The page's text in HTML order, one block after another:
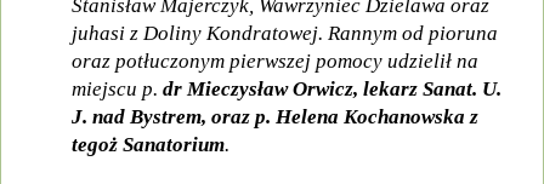
Stanisław Majerczyk, Wawrzyniec Dzielawa oraz
juhasi z Doliny Kondratowej. Rannym od pioruna
oraz potłuczonym pierwszej pomocy udzielił na
miejscu p. dr Mieczysław Orwicz, lekarz Sanat. U.
J. nad Bystrem, oraz p. Helena Kochanowska z
tegoż Sanatorium.